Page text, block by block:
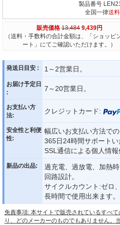
製品番号
全国一律送
販売価格 13,484 9,439円
（送料・手数料の合計金額は、「ショッピ
ート」にてご確認いただけます。）
発送日目安 : 1～2営業日。
お届け予定日
:
7～20営業日。
お支払い方
法:
クレジットカード:
安全性と利便
性:
幅広いお支払い方法で
365日24時間サポートい
SSL通信による個人情
新品の出品:
過充電、過放電、加熱
回路設計。
サイクルカウント:ゼロ
長時間で使用出来ます。
免責事項: 本サイトで販売されているすべ
り、どのメーカーのものでもありません。